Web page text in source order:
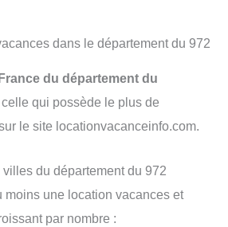
dans le département du 972
du département du
qui possède le plus de
le site locationvacanceinfo.com.
du département du 972
moins une location vacances et
par nombre :